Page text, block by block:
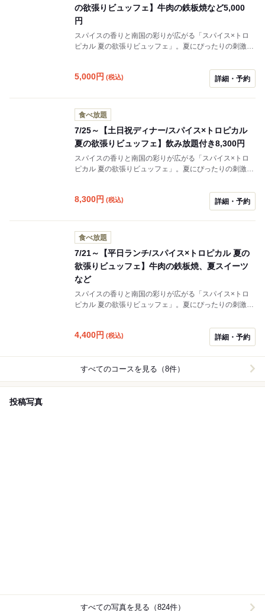
の欲張りビュッフェ】牛肉の鉄板焼など5,000
円
スパイスの香りと南国の彩りが広がる「スパイス×トロ
ピカル 夏の欲張りビュッフェ」。夏にぴったりの刺激と
ご用意しました。また、人気のスイーツコーナーではト
ロピカルフルーツを使用したデザートもお楽しみいただ
けます。さらに、料理と相性抜群のドリンクも充実し、
夏のひとときをより華やかに彩ります。
5,000円 (税込) 詳細・予約
食べ放題
7/25～【土日祝ディナー/スパイス×トロピカル
夏の欲張りビュッフェ】飲み放題付き8,300円
スパイスの香りと南国の彩りが広がる「スパイス×トロ
ピカル 夏の欲張りビュッフェ」。夏にぴったりの刺激と
ご用意しました。また、人気のスイーツコーナーではト
ロピカルフルーツを使用したデザートもお楽しみいただ
けます。さらに、料理と相性抜群のドリンクも充実し、
夏のひとときをより華やかに彩ります。
8,300円 (税込) 詳細・予約
食べ放題
7/21～【平日ランチ/スパイス×トロピカル 夏の
欲張りビュッフェ】牛肉の鉄板焼、夏スイーツ
など
スパイスの香りと南国の彩りが広がる「スパイス×トロ
ピカル 夏の欲張りビュッフェ」。夏にぴったりの刺激と
ご用意しました。また、人気のスイーツコーナーではト
ロピカルフルーツを使用したデザートもお楽しみいただ
けます。さらに、料理と相性抜群のドリンクも充実し、
夏のひとときをより華やかに彩ります。
4,400円 (税込) 詳細・予約
すべてのコースを見る（8件）
投稿写真
すべての写真を見る（824件）